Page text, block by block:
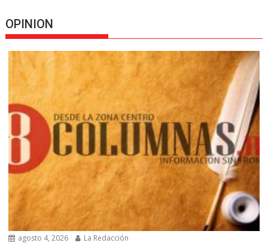
OPINION
agosto 4, 2026 La Redacción